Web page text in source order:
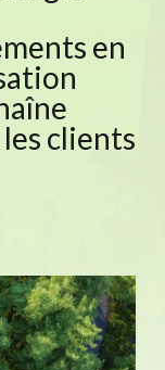
en
clients